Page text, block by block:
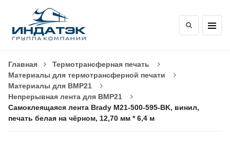
Главная
Термотрансферная печать
Материалы для термотрансферной печати
Материалы для BMP21
Непрерывная лента для BMP21
Самоклеящаяся лента Brady M21-500-595-BK, винил,
печать белая на чёрном, 12,70 мм * 6,4 м